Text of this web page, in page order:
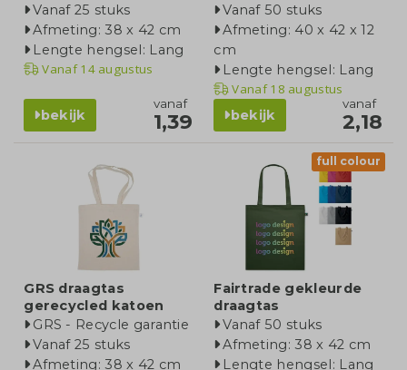
Vanaf 25 stuks
Afmeting: 38 x 42 cm
Lengte hengsel: Lang
Vanaf14 augustus
bekijk
vanaf
1,39
Vanaf 50 stuks
Afmeting: 40 x 42 x 12
cm
Lengte hengsel: Lang
Vanaf18 augustus
bekijk
vanaf
2,18
GRS draagtas
gerecycled katoen
GRS - Recycle garantie
Vanaf 25 stuks
Afmeting: 38 x 42 cm
full colour
Fairtrade gekleurde
draagtas
Vanaf 50 stuks
Afmeting: 38 x 42 cm
Lengte hengsel: Lang